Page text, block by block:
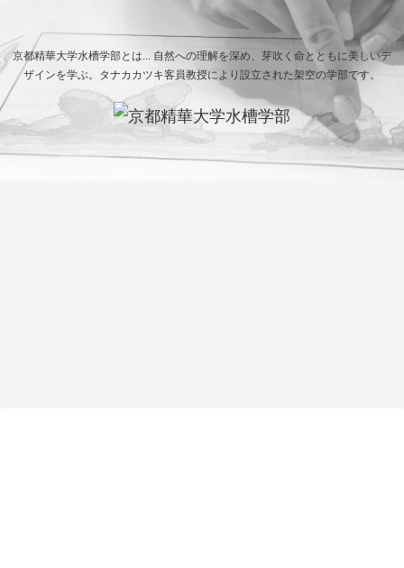
京都精華大学水槽学部とは... 自然への理解を深め、芽吹く命とともに美しいデ
ザインを学ぶ。タナカカツキ客員教授により設立された架空の学部です。